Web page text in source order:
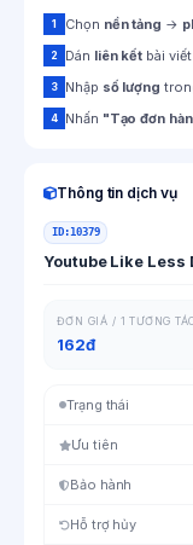
1 Chọn nền tảng →
2 Dán liên kết bài
3 Nhập số lượng
4 Nhấn "Tạo đơn
Thông tin dịch vụ
ID:10379
Youtube Like Less
ĐƠN GIÁ / 1 TƯƠNG
162đ
Trạng thái
Ưu tiên
Bảo hành
Hỗ trợ hủy